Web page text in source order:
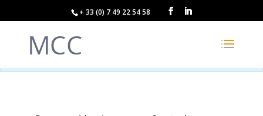
+ 33 (0) 7 49 22 54 58